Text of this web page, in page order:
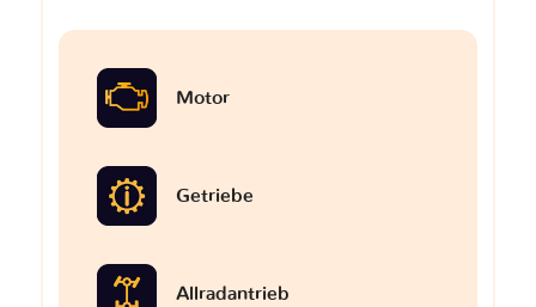
Motor
Getriebe
Allradantrieb